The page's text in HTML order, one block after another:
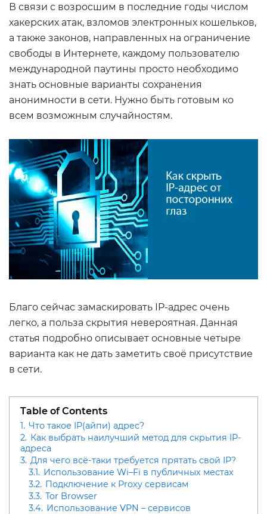
В связи с возросшим в последние годы числом
хакерских атак, взломов электронных кошельков,
а также законов, направленных на ограничение
свободы в Интернете, каждому пользователю
международной паутины просто необходимо
знать основные варианты сохранения
анонимности в сети. Нужно быть готовым ко
всем возможным случайностям.
Благо сейчас замаскировать IP-адрес очень
легко, а польза скрытия невероятная. Данная
статья подробно описывает основные четыре
варианта как не дать заметить своё присутствие
в сети.
Table of Contents
1. Что такое IP(айпи) адрес?
2. Как выбрать наилучший метод для скрытия IP-
адреса
3. Для чего всё-таки требуется прятать свой IP?
3.1. Использование Wi–Fi в публичных местах
3.2. Подключение к Proxy сервисам
3.3. Tor Browser
3.4. Использование VPN – сервисов